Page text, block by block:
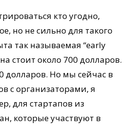
кто угодно,
но не сильно для такого
так называемая “early
стоит около 700 долларов.
долларов. Но мы сейчас в
с организаторами, я
для стартапов из
которые участвуют в